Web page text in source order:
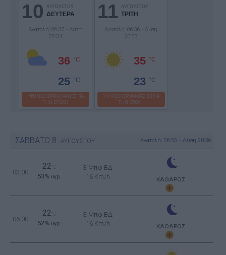
10 ΑΥΓΟΥΣΤΟΥ
ΔΕΥΤΕΡΑ
Ανατολή: 06:35 - Δύση:
20:34
36 °C
25 °C
ΥΨΗΛΕΣ ΘΕΡΜΟΚΡΑΣΙΕΣ ΓΙΑ
ΤΗΝ ΕΠΟΧΗ
11 ΑΥΓΟΥΣΤΟΥ
ΤΡΙΤΗ
Ανατολή: 06:36 - Δύση:
20:33
35 °C
23 °C
ΥΨΗΛΕΣ ΘΕΡΜΟΚΡΑΣΙΕΣ ΓΙΑ
ΤΗΝ ΕΠΟΧΗ
ΣΑΒΒΑΤΟ 8 ΑΥΓΟΥΣΤΟΥ Ανατολή: 06:33 - Δύση 20:36
03:00
22
53% υγρ.
3 Μπφ ΒΔ
16 Km/h
ΚΑΘΑΡΟΣ
06:00
22
52% υγρ.
3 Μπφ ΒΔ
16 Km/h
ΚΑΘΑΡΟΣ